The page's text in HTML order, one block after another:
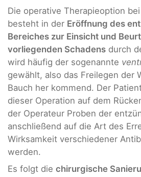
Die operative Therapieoption
besteht in der Eröffnung des
Bereiches zur Einsicht und
vorliegenden Schadens durch
wird häufig der sogenannte
gewählt, also das Freilegen der
Bauch her kommend. Der
dieser Operation auf dem
der Operateur Proben der
anschließend auf die Art des
Wirksamkeit verschiedener
werden.
Es folgt die chirurgische